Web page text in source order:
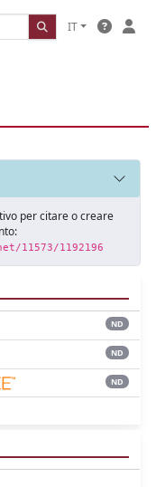
IT
per citare o creare
11573/1192196
ND
ND
ND